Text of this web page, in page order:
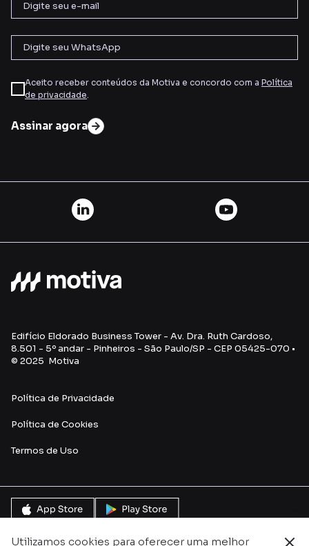
Utilizamos cookies para oferecer uma melhor
Aceito receber conteúdos da Motiva e concordo com a Política
de privacidade.
Assinar agora
Edifício Eldorado Business Tower - Av. Dra. Ruth Cardoso,
8.501 - 5º andar - Pinheiros - São Paulo/SP - CEP 05425-070 •
© 2025 Motiva
Política de Privacidade
Política de Cookies
Termos de Uso